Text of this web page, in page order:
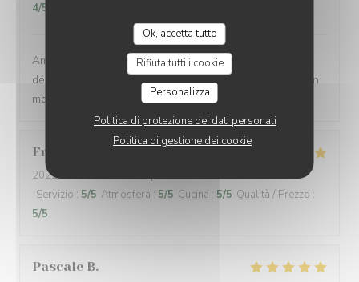
Ok, accetta tutto
Rifiuta tutti i cookie
Personalizza
Politica di protezione dei dati personali
Politica di gestione dei cookie
4/5
Ambiance sympathique,un cabillaud aux petits légumes
délicieux, gentillesse et efficacité du service...un très bon
moment
Francois
2022-05-12- 12:30 - Ospiti 2
Servizio : 5/5 Atmosfera : 5/5 Cucina : 5/5 Qualità / Prezzo :
5/5
Pascale B